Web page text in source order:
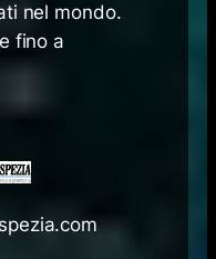
nel mondo.
fino a